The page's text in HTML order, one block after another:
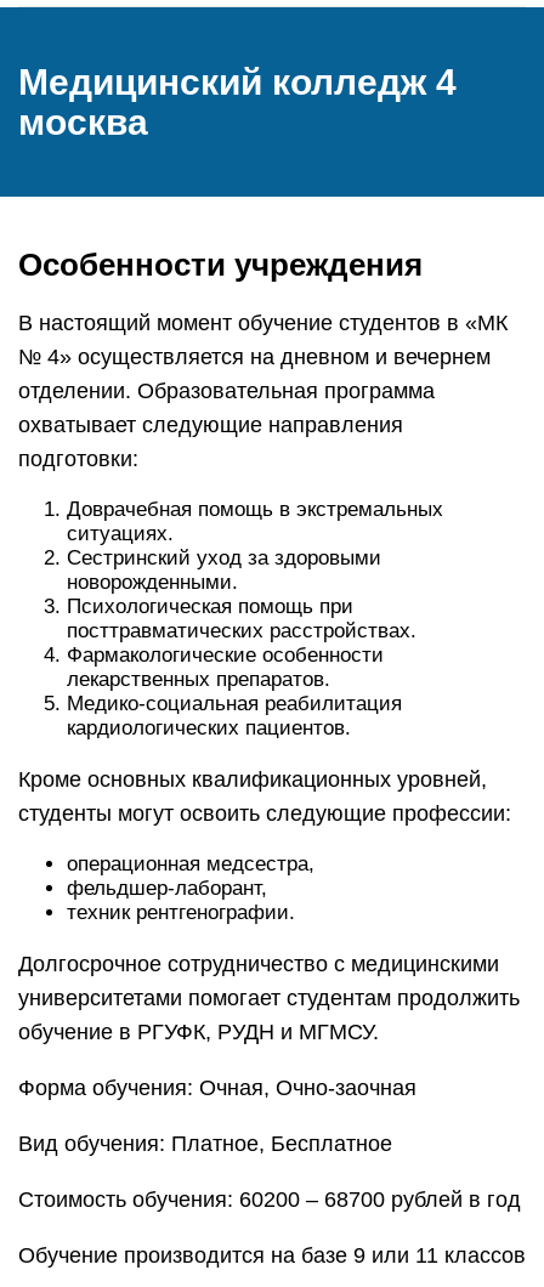
Медицинский колледж 4
москва
Особенности учреждения
В настоящий момент обучение студентов в «МК
№ 4» осуществляется на дневном и вечернем
отделении. Образовательная программа
охватывает следующие направления
подготовки:
Доврачебная помощь в экстремальных
ситуациях.
Сестринский уход за здоровыми
новорожденными.
Психологическая помощь при
посттравматических расстройствах.
Фармакологические особенности
лекарственных препаратов.
Медико-социальная реабилитация
кардиологических пациентов.
Кроме основных квалификационных уровней,
студенты могут освоить следующие профессии:
операционная медсестра,
фельдшер-лаборант,
техник рентгенографии.
Долгосрочное сотрудничество с медицинскими
университетами помогает студентам продолжить
обучение в РГУФК, РУДН и МГМСУ.
Форма обучения: Очная, Очно-заочная
Вид обучения: Платное, Бесплатное
Стоимость обучения: 60200 – 68700 рублей в год
Обучение производится на базе 9 или 11 классов